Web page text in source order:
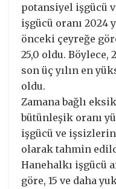
potansiyel işgücü
işgücü oranı 2024
önceki çeyreğe
25,0 oldu. Böylece,
son üç yılın en
oldu.
Zamana bağlı
bütünleşik oranı
işgücü ve işsizlerin
olarak tahmin
Hanehalkı işgücü
göre, 15 ve daha